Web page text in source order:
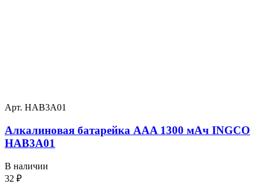
Арт. HAB3A01
Алкалиновая батарейка AAA 1300 мАч INGCO
HAB3A01
В наличии
32 ₽